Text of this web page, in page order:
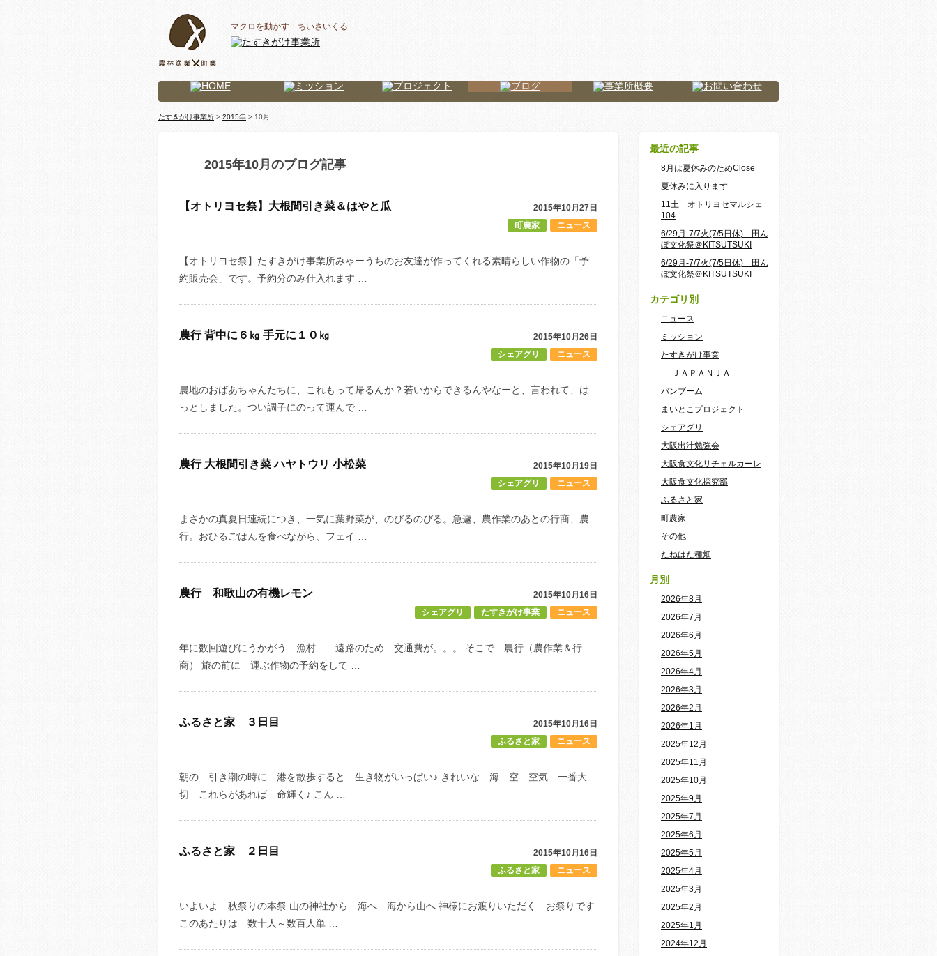
マクロを動かす ちいさいくる
たすきがけ事業所 > 2015年 > 10月
2015年10月のブログ記事
【オトリヨセ祭】大根間引き菜＆はやと瓜
2015年10月27日
ニュース
町農家
【オトリヨセ祭】たすきがけ事業所みゃーうちのお友達が作ってくれる素晴らしい作物の「予
約販売会」です。予約分のみ仕入れます …
農行 背中に６㎏ 手元に１０㎏
2015年10月26日
ニュース
シェアグリ
農地のおばあちゃんたちに、これもって帰るんか？若いからできるんやなーと、言われて、は
っとしました。つい調子にのって運んで …
農行 大根間引き菜 ハヤトウリ 小松菜
2015年10月19日
ニュース
シェアグリ
まさかの真夏日連続につき、一気に葉野菜が、のびるのびる。急遽、農作業のあとの行商、農
行。おひるごはんを食べながら、フェイ …
農行 和歌山の有機レモン
2015年10月16日
ニュース
たすきがけ事業
シェアグリ
年に数回遊びにうかがう 漁村 遠路のため 交通費が。。。 そこで 農行（農作業＆行
商） 旅の前に 運ぶ作物の予約をして …
ふるさと家 ３日目
2015年10月16日
ニュース
ふるさと家
朝の 引き潮の時に 港を散歩すると 生き物がいっぱい♪ きれいな 海 空 空気 一番大
切 これらがあれば 命輝く♪ こん …
ふるさと家 ２日目
2015年10月16日
ニュース
ふるさと家
いよいよ 秋祭りの本祭 山の神社から 海へ 海から山へ 神様にお渡りいただく お祭りです
このあたりは 数十人～数百人単 …
最近の記事
8月は夏休みのためClose
夏休みに入ります
11土 オトリヨセマルシェ
104
6/29月-7/7火(7/5日休) 田ん
ぼ文化祭＠KITSUTSUKI
6/29月-7/7火(7/5日休) 田ん
ぼ文化祭＠KITSUTSUKI
カテゴリ別
ニュース
ミッション
たすきがけ事業
ＪＡＰＡＮＪＡ
バンブーム
まいとこプロジェクト
シェアグリ
大阪出汁勉強会
大阪食文化リチェルカーレ
大阪食文化探究部
ふるさと家
町農家
その他
たねはた種畑
月別
2026年8月
2026年7月
2026年6月
2026年5月
2026年4月
2026年3月
2026年2月
2026年1月
2025年12月
2025年11月
2025年10月
2025年9月
2025年7月
2025年6月
2025年5月
2025年4月
2025年3月
2025年2月
2025年1月
2024年12月